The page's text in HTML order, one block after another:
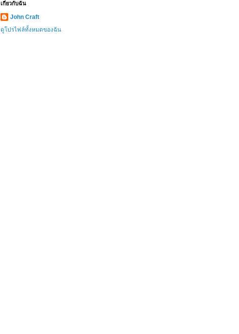
เกี่ยวกับฉัน
John Craft
ดูโปรไฟล์ทั้งหมดของฉัน